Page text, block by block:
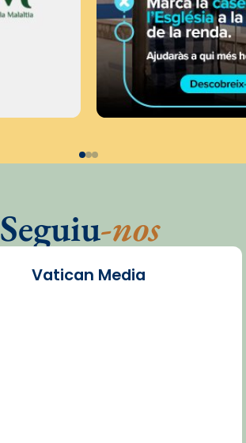
Seguiu-nos
Vatican Media